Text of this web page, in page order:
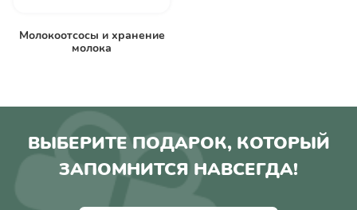
Молокоотсосы и хранение
молока
ВЫБЕРИТЕ ПОДАРОК, КОТОРЫЙ
ЗАПОМНИТСЯ НАВСЕГДА!